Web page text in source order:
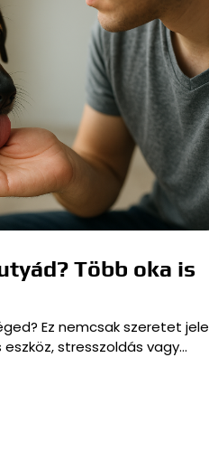
Több oka is
Ez nemcsak szeretet jele
stresszoldás vagy…